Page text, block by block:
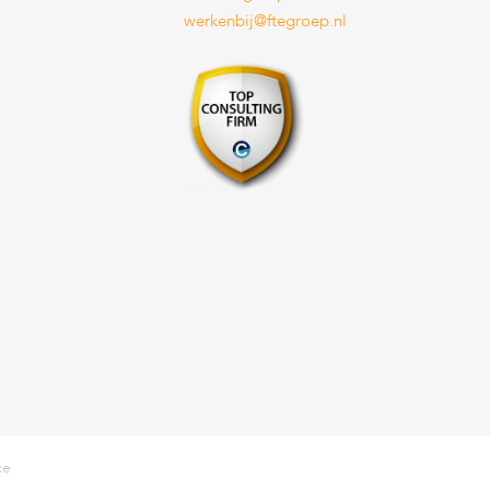
werkenbij@ftegroep.nl